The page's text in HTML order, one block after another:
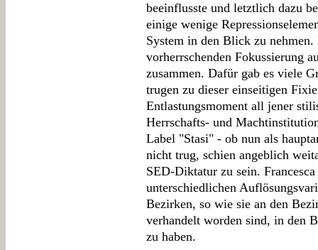
beeinflusste und letztlich dazu
einige wenige
System in den Blick zu
vorherrschenden Fokussierung
zusammen. Dafür gab es viele
trugen zu dieser einseitigen
Entlastungsmoment all jener
Herrschafts- und
Label "Stasi" - ob nun als
nicht trug, schien angeblich
SED-Diktatur zu sein.
unterschiedlichen
Bezirken, so wie sie an den
verhandelt worden sind, in den
zu haben.